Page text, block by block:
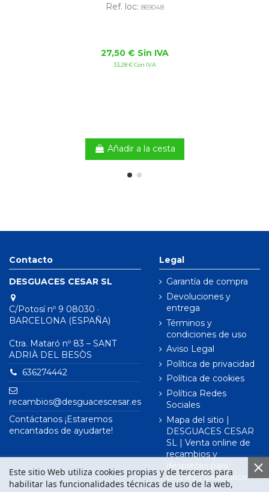
Ref. loc: 869048
27,50 € Sin IVA
33,28 € Con IVA
Añadir a la cesta
Contacto
DESGUACES CESAR SL
C/Potosí nº 9 08030 ·
BARCELONA (ESPAÑA)
Ctra. Mataró nº 83 – SANT
ADRIÀ DEL BESÒS
636274442
recambios@desguacescesar.es
Contáctanos ¡Estaremos
encantados de ayudarte!
Legal
Garantía de compra
Devoluciones y
entrega
Términos y
condiciones de uso
Aviso Legal
Política de privacidad
Política de cookies
Política Redes
Sociales
Mapa del sitio |
DESGUACES CESAR
SL | Venta online de
recambios y
despieces para
coches | Desguace
Este sitio Web utiliza cookies propias y de terceros para
habilitar las funcionalidades técnicas de uso de la web,